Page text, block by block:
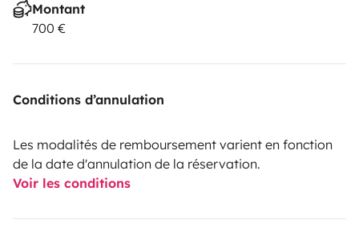
Montant
700 €
Conditions d’annulation
Les modalités de remboursement varient en fonction
de la date d'annulation de la réservation.
Voir les conditions